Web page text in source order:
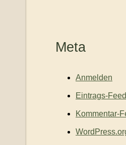
Meta
Anmelden
Eintrags-Feed
Kommentar-